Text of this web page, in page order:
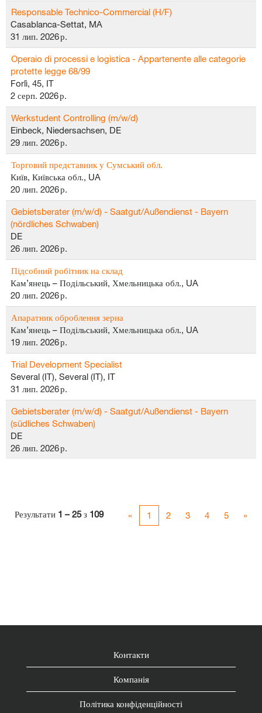
Responsable Technico-Commercial (H/F)
Casablanca-Settat, MA
31 лип. 2026 р.
Operaio di processi e logistica - Appartenente alle categorie
protette legge 68/99
Forlì, 45, IT
2 серп. 2026 р.
Werkstudent Controlling (m/w/d)
Einbeck, Niedersachsen, DE
29 лип. 2026 р.
Торговий представник у Сумський обл.
Київ, Київська обл., UA
20 лип. 2026 р.
Gebietsberater (m/w/d) - Saatgut/Außendienst - Bayern
(nördliches Schwaben)
DE
26 лип. 2026 р.
Підсобний робітник на склад
Кам’янець – Подільський, Хмельницька обл., UA
20 лип. 2026 р.
Апаратник оброблення зерна
Кам’янець – Подільський, Хмельницька обл., UA
19 лип. 2026 р.
Trial Development Specialist
Several (IT), Several (IT), IT
31 лип. 2026 р.
Gebietsberater (m/w/d) - Saatgut/Außendienst - Bayern
(südliches Schwaben)
DE
26 лип. 2026 р.
Результати 1 – 25з 109 « 1 2 3 4 5 »
Контакти
Компанія
Політика конфіденційності